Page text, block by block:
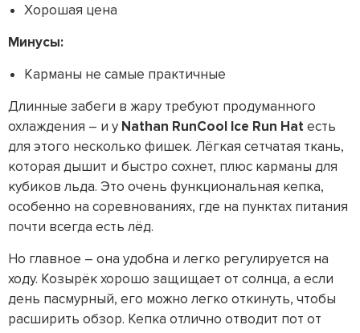
Хорошая цена
Минусы:
Карманы не самые практичные
Длинные забеги в жару требуют продуманного
охлаждения – и у Nathan RunCool Ice Run Hatесть
для этого несколько фишек. Лёгкая сетчатая ткань,
которая дышит и быстро сохнет, плюс карманы для
кубиков льда. Это очень функциональная кепка,
особенно на соревнованиях, где на пунктах питания
почти всегда есть лёд.
Но главное – она удобна и легко регулируется на
ходу. Козырёк хорошо защищает от солнца, а если
день пасмурный, его можно легко откинуть, чтобы
расширить обзор. Кепка отлично отводит пот от